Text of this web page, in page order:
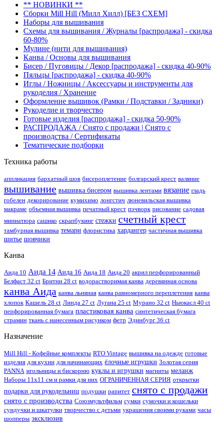
** НОВИНКИ **
Сборки Mill Hill (Милл Хилл) [БЕЗ СХЕМ]
Наборы для вышивания
Схемы для вышивания / Журналы [распродажа] - скидка
60-80%
Мулине (нити для вышивания)
Канва / Основы для вышивания
Бисер / Пуговицы / Декор [распродажа] - скидка 40-90%
Пяльцы [распродажа] - скидка 40-90%
Иглы / Ножницы / Аксессуары и инструменты для
рукоделия / Хранение
Оформление вышивок (Рамки / Подставки / Задники)
Рукоделие и творчество
Готовые изделия [распродажа] - скидка 50-90%
РАСПРОДАЖА / Снято с продажи | Снято с
производства / Сертификаты
Тематические подборки
Техника работы
аппликация бархатный шов бисероплетение болгарский крест валяние
вышивание вышивка бисером вышивка лентами вязание гладь
гобелен декорирование кумихимо лонгстич люневильская вышивка
макраме объемная вышивка печатный крест пэчворк рисование садовая
миниатюра сашико скрапбукинг стежки счетный крест
тамбурная вышивка темари флористика хардангер частичная вышивка
шитье шовчики
Канва
Аида 10 Аида 14 Аида 16 Аида 18 Аида 20 акрил перфорированный
Белфаст 32 ct Бритни 28 ct водорастворимая канва деревянная основа
канва Аида канва льняная канва равномерного переплетения канва
хлопок Кашель 28 ct Линда 27 ct Лугана 25 ct Мурано 32 ct Ньюкасл 40 ct
перфорированная бумага пластиковая канва синтетическая бумага
страмин ткань с нанесенным рисунком фетр Эдинбург 36 ct
Назначение
Mill Hill - Кофейные комплекты RTO Vintage вышивка на одежде готовые
изделия для кухни для начинающих ёлочные игрушки Золотая серия
PANNA игольницы и бискорню куклы и игрушки магниты меланж
Наборы 11х11 см и рамки для них ОГРАНИЧЕННАЯ СЕРИЯ открытки
подарки для рукодельниц подушки раритет снято с продажи
снято с производства Союзмультфильм сумки сумочки и кошельки
сундучки и шкатулки творчество с детьми украшения своими руками часы
шопперы эксклюзив